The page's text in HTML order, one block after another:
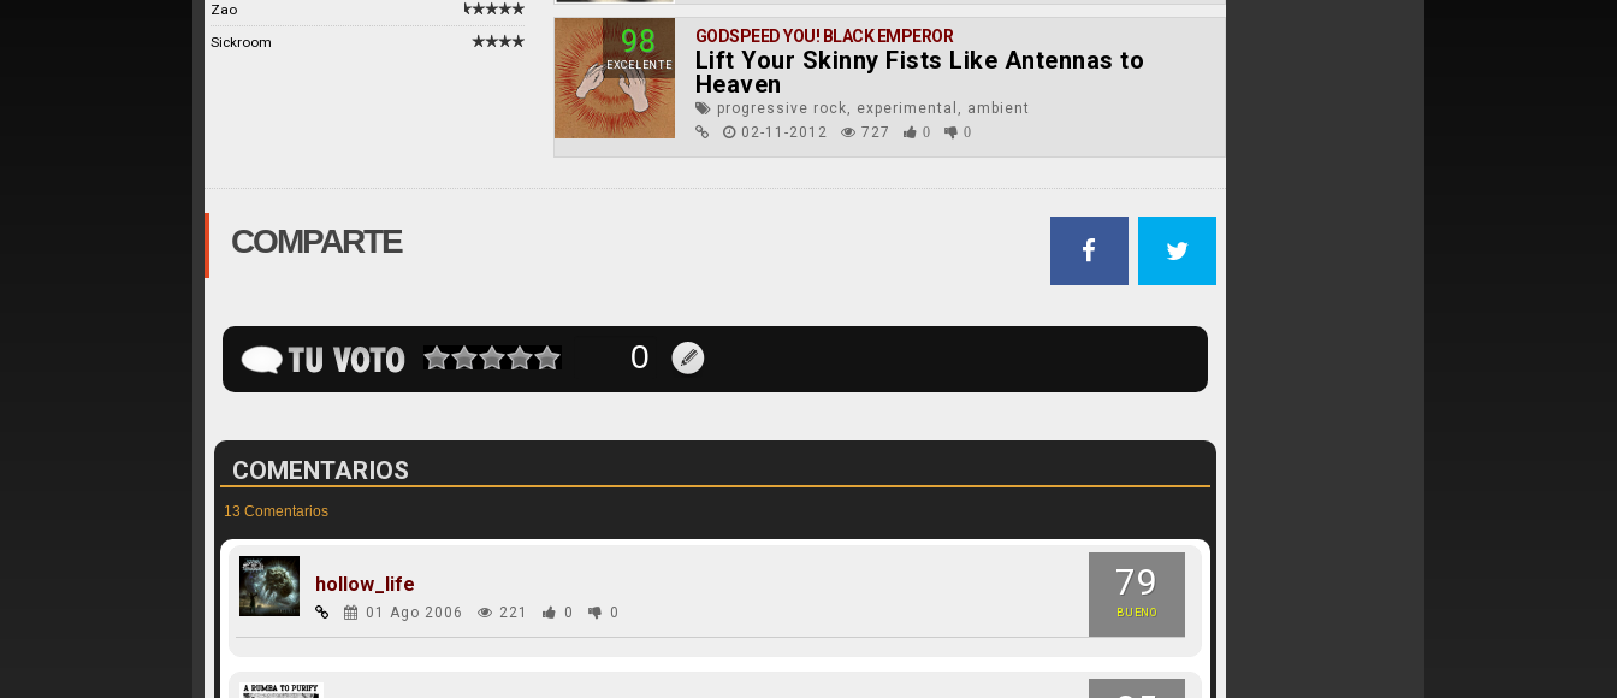
Zao
Sickroom
98
EXCELENTE
GODSPEED YOU! BLACK EMPEROR
Lift Your Skinny Fists Like Antennas to
Heaven
progressive rock, experimental, ambient
02-11-2012
727 0 0
COMPARTE
COMENTARIOS
13 Comentarios
79
BUENO
hollow_life
01 Ago 2006 221 0 0